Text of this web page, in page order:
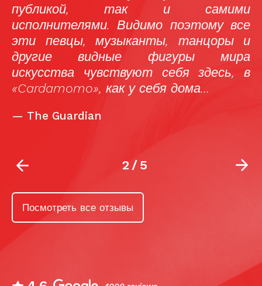
публикой, так и самими
исполнителями. Видимо поэтому все
эти певцы, музыканты, танцоры и
другие видные фигуры мира
искусства чувствуют себя здесь, в
«Cardamomo», как у себя дома…
— The Guardian
2/5
Посмотреть все отзывы